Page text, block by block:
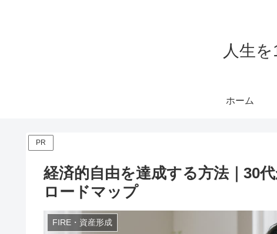
人生
ホーム
PR
経済的自由を達成する方法｜30
ロードマップ
FIRE・資産形成